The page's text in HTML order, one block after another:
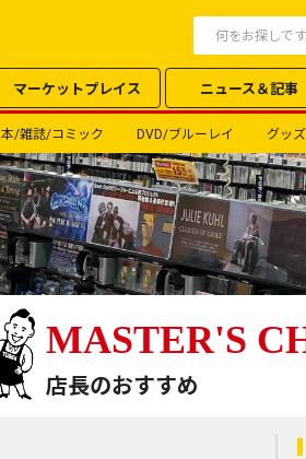
マーケットプレイス ニュース＆記事
本/雑誌/コミック DVD/ブルーレイ グッズ
MASTER'S
店長のおすすめ